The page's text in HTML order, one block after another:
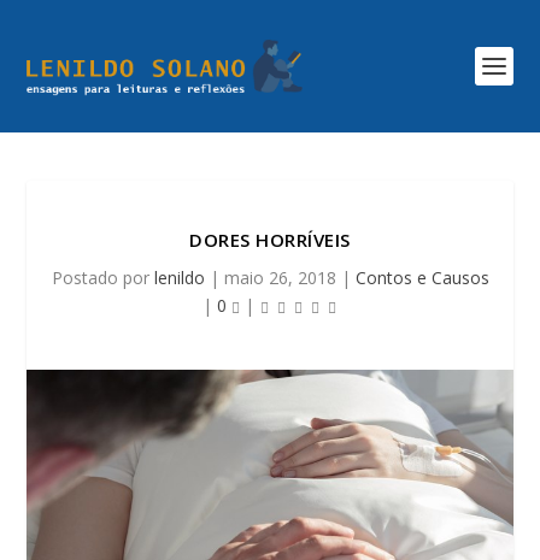
DORES HORRÍVEIS
Postado por lenildo | maio 26, 2018 | Contos e Causos
| 0 |